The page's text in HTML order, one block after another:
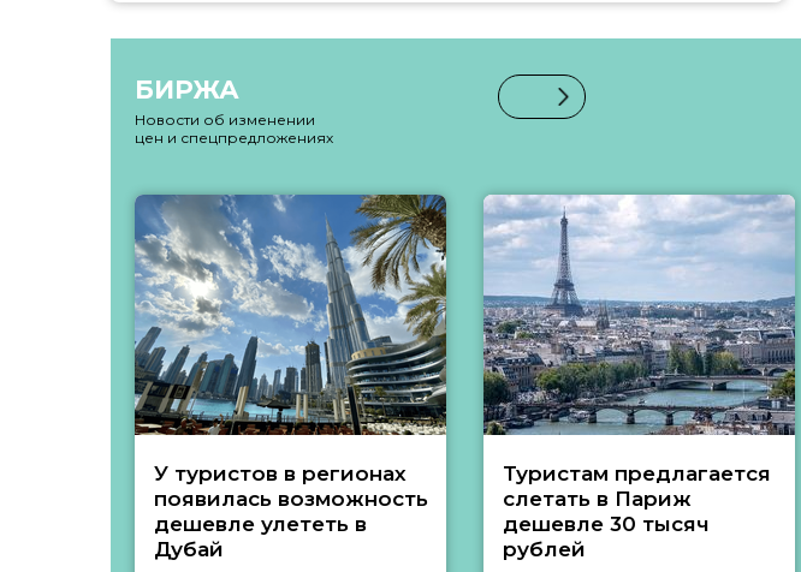
БИРЖА
Новости об изменении
цен и спецпредложениях
У туристов в регионах
появилась возможность
дешевле улететь в
Дубай
Туристам предлагается
слетать в Париж
дешевле 30 тысяч
рублей